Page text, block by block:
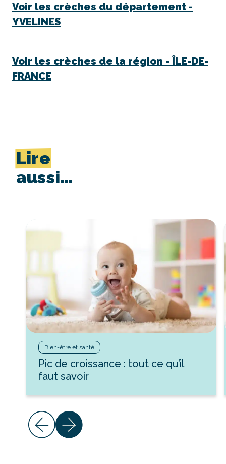
Voir les crèches du département -
YVELINES
Voir les crèches de la région - ÎLE-DE-
FRANCE
Lire
aussi…
Bien-être et santé
Pic de croissance : tout ce qu’il
faut savoir